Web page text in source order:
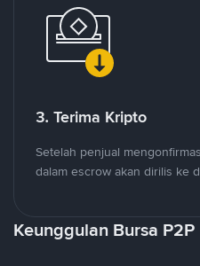
3. Terima Kripto
Setelah penjual
dalam escrow akan dirilis ke
Keunggulan Bursa P2P